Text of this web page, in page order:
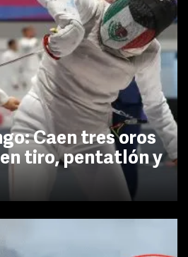
Caen tres oros
tiro, pentatlón y